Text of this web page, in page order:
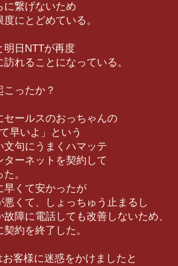
に繋げないため
度にとどめている。
明日NTTが再度
訪れることになっている。
こったか？
セールスのおっちゃんの
早いよ」という
文句にうまくハマッテ
ターネットを契約して
。
早くて安かったが
悪くて、しょっちゅう止まるし
故障に電話しても改善しないため、
契約を終了した。
お客様に迷惑をかけましたと